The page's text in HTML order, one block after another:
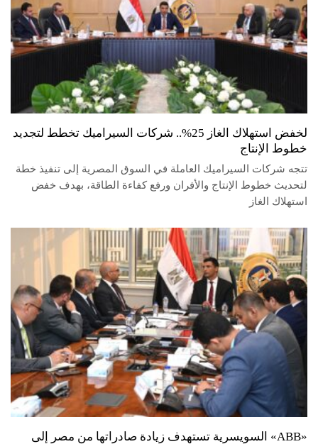
لخفض استهلاك الغاز 25%.. شركات السيراميك تخطط لتجديد
خطوط الإنتاج
تتجه شركات السيراميك العاملة في السوق المصرية إلى تنفيذ خطة
لتحديث خطوط الإنتاج والأفران ورفع كفاءة الطاقة، بهدف خفض
استهلاك الغاز
«ABB» السويسرية تستهدف زيادة صادراتها من مصر إلى